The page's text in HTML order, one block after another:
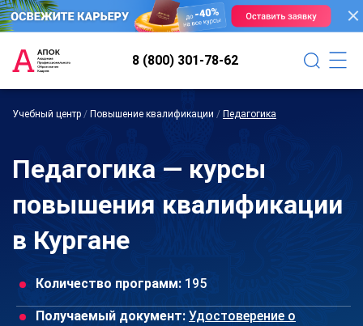
8 (800) 301-78-62
Учебный центр / Повышение квалификации / Педагогика
Педагогика — курсы
повышения квалификации
в Кургане
Количество программ: 195
Получаемый документ: Удостоверение о